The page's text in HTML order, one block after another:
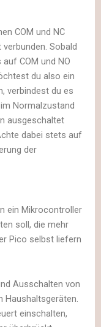
COM und NC
Sobald
COM und NO
du also ein
verbindest du es
im Normalzustand
ausgeschaltet
dabei stets auf
der
ein Mikrocontroller
soll, die mehr
Pico selbst liefern
Ausschalten von
Haushaltsgeräten.
einschalten,